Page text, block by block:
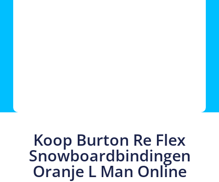
Koop Burton Re Flex
Snowboardbindingen
Oranje L Man Online